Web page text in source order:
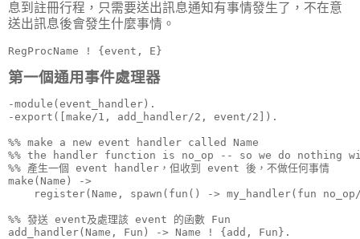
息到註冊行程，只需要送出訊息通知有事情發生了，不在意
送出訊息後會發生什麼事情。
RegProcName ! {event, E}
第一個通用事件處理器
-module(event_handler).
-export([make/1, add_handler/2, event/2]).
%% make a new event handler called Name
%% the handler function is no_op -- so we do nothing
%% 產生一個 event handler，但收到 event 後，不做任何事情
make(Name) ->
register(Name, spawn(fun() -> my_handler(fun
%% 發送 event及處理該 event 的函數 Fun
add_handler(Name, Fun) -> Name ! {add, Fun}.